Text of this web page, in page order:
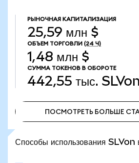
РЫНОЧНАЯ КАПИТАЛИЗАЦИЯ
25,59 млн $
ОБЪЕМ ТОРГОВЛИ (24 Ч)
1,48 млн $
СУММА ТОКЕНОВ В ОБОРОТЕ
442,55 тыс. SLVon
ПОСМОТРЕТЬ БОЛЬШЕ
Способы использования